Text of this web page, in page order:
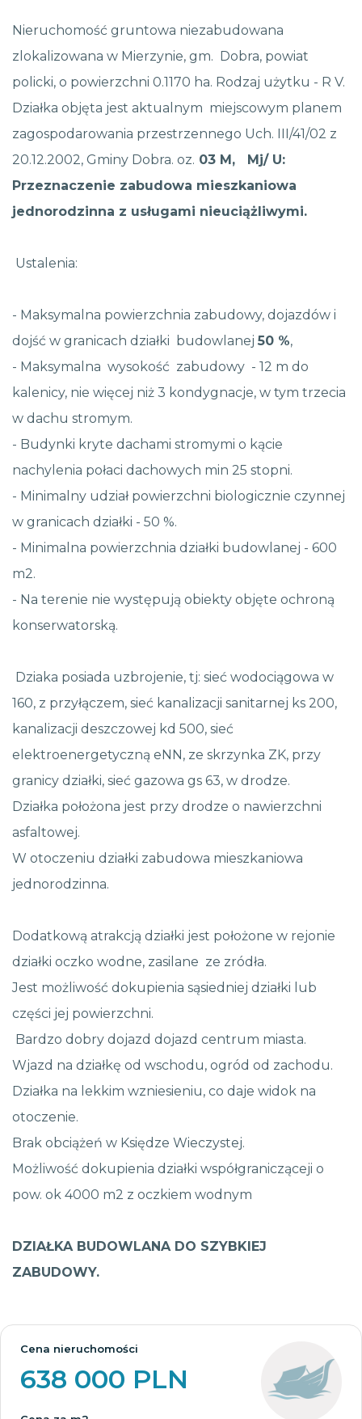
Nieruchomość gruntowa niezabudowana
zlokalizowana w Mierzynie, gm. Dobra, powiat
policki, o powierzchni 0.1170 ha. Rodzaj użytku - R V.
Działka objęta jest aktualnym miejscowym planem
zagospodarowania przestrzennego Uch. III/41/02 z
20.12.2002, Gminy Dobra. oz. 03 M, Mj/ U:
Przeznaczenie zabudowa mieszkaniowa
jednorodzinna z usługami nieuciążliwymi.
Ustalenia:
- Maksymalna powierzchnia zabudowy, dojazdów i
dojść w granicach działki budowlanej 50 %,
- Maksymalna wysokość zabudowy - 12 m do
kalenicy, nie więcej niż 3 kondygnacje, w tym trzecia
w dachu stromym.
- Budynki kryte dachami stromymi o kącie
nachylenia połaci dachowych min 25 stopni.
- Minimalny udział powierzchni biologicznie czynnej
w granicach działki - 50 %.
- Minimalna powierzchnia działki budowlanej - 600
m2.
- Na terenie nie występują obiekty objęte ochroną
konserwatorską.
Dziaka posiada uzbrojenie, tj: sieć wodociągowa w
160, z przyłączem, sieć kanalizacji sanitarnej ks 200,
kanalizacji deszczowej kd 500, sieć
elektroenergetyczną eNN, ze skrzynka ZK, przy
granicy działki, sieć gazowa gs 63, w drodze.
Działka położona jest przy drodze o nawierzchni
asfaltowej.
W otoczeniu działki zabudowa mieszkaniowa
jednorodzinna.
Dodatkową atrakcją działki jest położone w rejonie
działki oczko wodne, zasilane ze zródła.
Jest możliwość dokupienia sąsiedniej działki lub
części jej powierzchni.
Bardzo dobry dojazd dojazd centrum miasta.
Wjazd na działkę od wschodu, ogród od zachodu.
Działka na lekkim wzniesieniu, co daje widok na
otoczenie.
Brak obciążeń w Księdze Wieczystej.
Możliwość dokupienia działki współgranicząceji o
pow. ok 4000 m2 z oczkiem wodnym
DZIAŁKA BUDOWLANA DO SZYBKIEJ
ZABUDOWY.
Cena nieruchomości
638 000 PLN